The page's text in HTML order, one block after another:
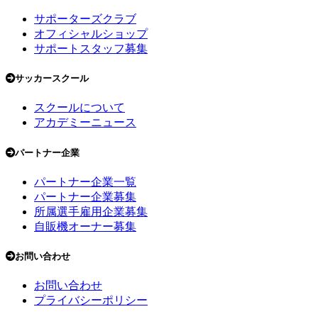
サポーターズクラブ
オフィシャルショップ
サポートスタッフ募集
サッカースクール
スクールについて
アカデミーニュース
パートナー企業
パートナー企業一覧
パートナー企業募集
所属選手雇用企業募集
自販機オーナー募集
お問い合わせ
お問い合わせ
プライバシーポリシー